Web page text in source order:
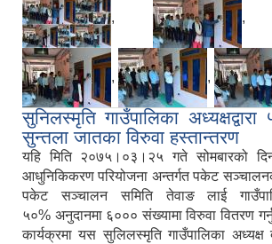
,
, ,
सुनिलस्मृति गाउँपालिका
सुन्तला जातका विरुवा हस्तान्तरण
यहि मिति २०७५।०३।२५ गते सोमबारको
आधुनिकिकरण परियोजना अन्तर्गत पकेट
पकेट सञ्चालन समिति तेवाङ लाई
५०% अनुदानमा ६००० संख्यामा विरुवा वितरण
कार्यक्रमा यस सुलिलस्मृति गाउँपालिका अध्यक्ष